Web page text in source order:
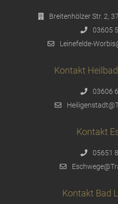
Breitenhölzer Str. 2,
03605
Leinefelde-
Kontakt
03606
Kontakt
05651
Kontakt Bad